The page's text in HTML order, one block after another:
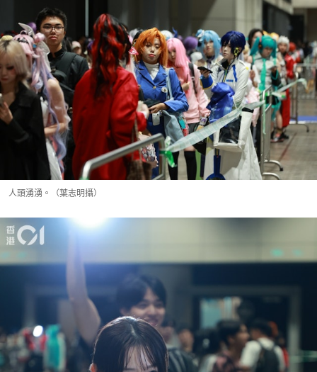
人頭湧湧。（葉志明攝）